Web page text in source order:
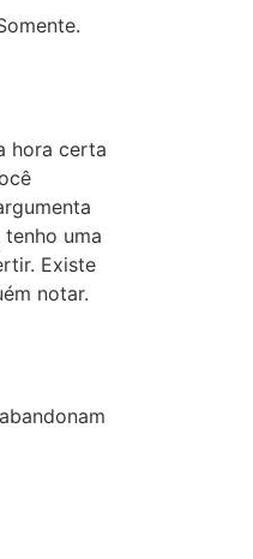
hora certa
uma
Existe
notar.